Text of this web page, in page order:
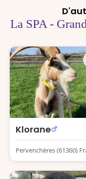
La SPA -
Klorane
Pervenchères (61360)